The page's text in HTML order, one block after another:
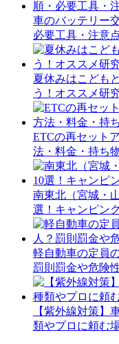
車のバッテリー
必要工具・注意点
夏休みはこども
う！オススメ研
ETCの再セット
法・料金・持ち
南東北（宮城・
選！キャンピン
軽自動車の定員
罰則罰金や危険
【紫外線対策】
類やプロに頼む